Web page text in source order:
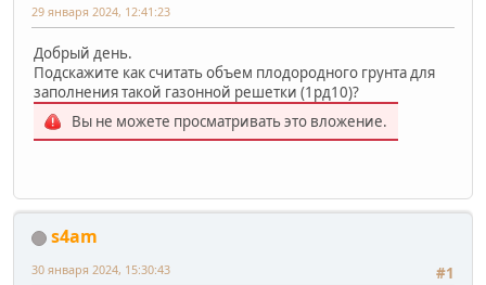
29 января 2024, 12:41:23
Добрый день.
Подскажите как считать объем плодородного грунта для
заполнения такой газонной решетки (1рд10)?
Вы не можете просматривать это вложение.
s4am
#1
30 января 2024, 15:30:43